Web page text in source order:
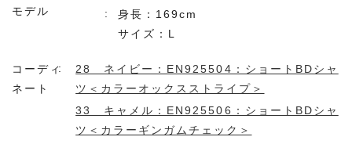
モデル
身長：169cm
サイズ：L
コーディ
ネート
28 ネイビー：EN925504：ショートBDシャ
ツ＜カラーオックスストライプ＞
33 キャメル：EN925506：ショートBDシャ
ツ＜カラーギンガムチェック＞